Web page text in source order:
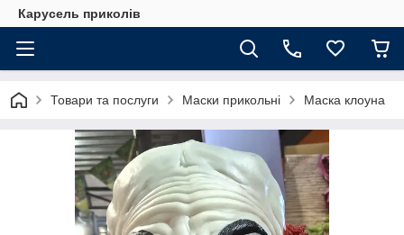
Карусель приколів
Товари та послуги Маски прикольні Маска клоуна